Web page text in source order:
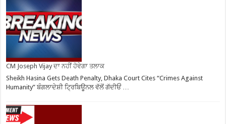
CM Joseph Vijay ਦਾ ਨਹੀਂ ਹੋਵੇਗਾ ਤਲਾਕ
Sheikh Hasina Gets Death Penalty, Dhaka Court Cites “Crimes Against
Humanity” ਬੰਗਲਾਦੇਸ਼ੀ ਟ੍ਰਿਬਿਊਨਲ ਵੱਲੋਂ ਗੱਦੀਓਂ …